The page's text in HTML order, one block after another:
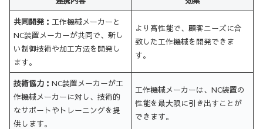
共同開発： 工作機械メーカーと
NC装置メーカーが共同で、新し
い制御技術や加工方法を開発し
ます。
より高性能で、顧客ニーズに合
致した工作機械を開発できま
す。
技術協力：NC装置メーカーが工
作機械メーカーに対し、技術的
なサポートやトレーニングを提
供します。
工作機械メーカーは、NC装置の
性能を最大限に引き出すことが
できます。